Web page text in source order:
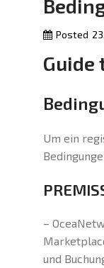
Posted
Guide
Um ein
–
und